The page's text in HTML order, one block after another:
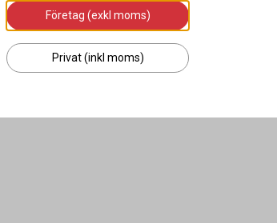
Företag (exkl moms)
Privat (inkl moms)